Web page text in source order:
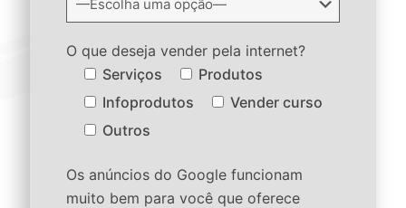
O que deseja vender pela internet?
Serviços
Produtos
Infoprodutos
Vender curso
Outros
Os anúncios do Google funcionam
muito bem para você que oferece